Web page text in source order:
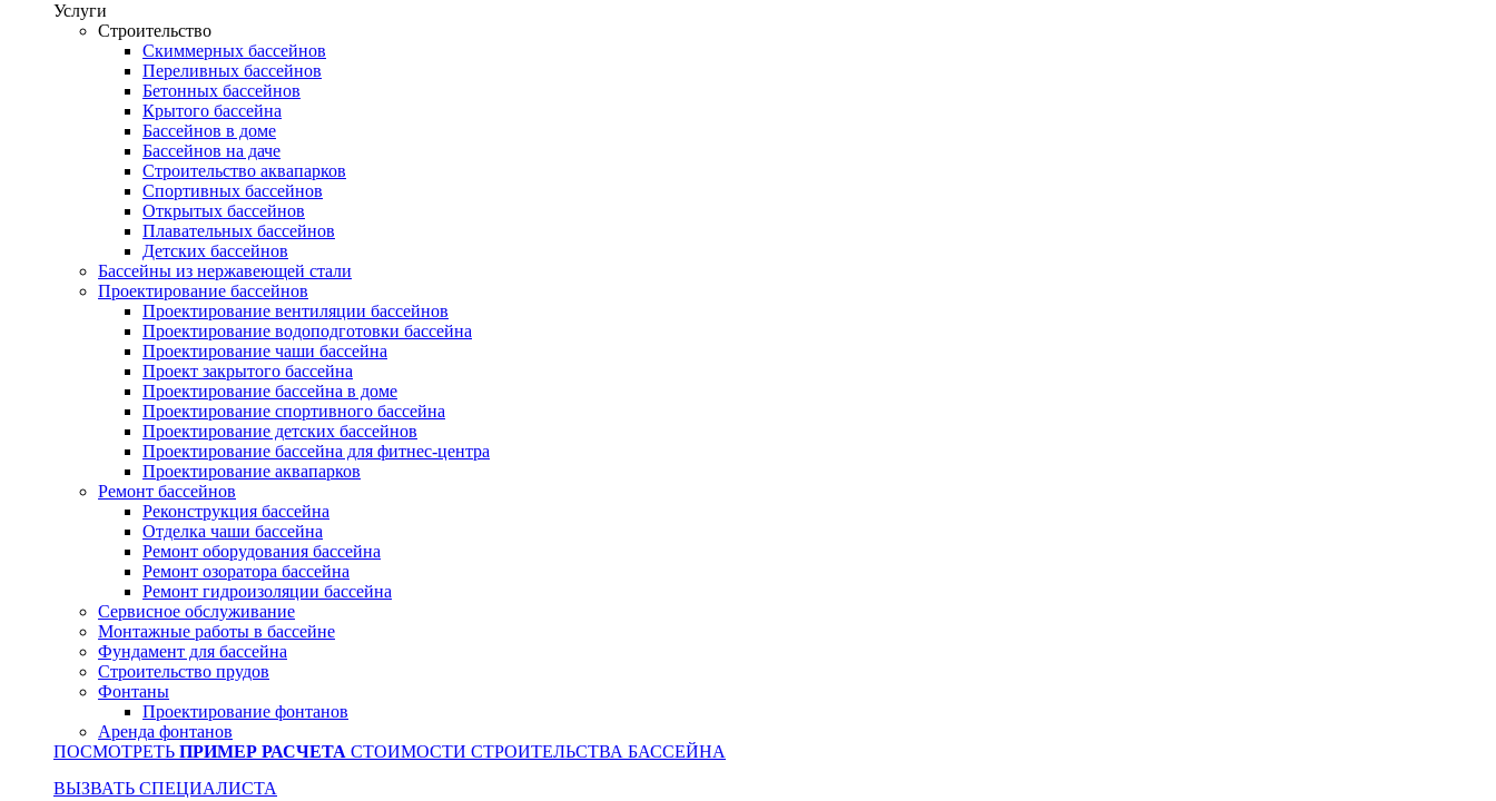
Услуги
Строительство
Скиммерных бассейнов
Переливных бассейнов
Бетонных бассейнов
Крытого бассейна
Бассейнов в доме
Бассейнов на даче
Строительство аквапарков
Спортивных бассейнов
Открытых бассейнов
Плавательных бассейнов
Детских бассейнов
Бассейны из нержавеющей стали
Проектирование бассейнов
Проектирование вентиляции бассейнов
Проектирование водоподготовки бассейна
Проектирование чаши бассейна
Проект закрытого бассейна
Проектирование бассейна в доме
Проектирование спортивного бассейна
Проектирование детских бассейнов
Проектирование бассейна для фитнес-центра
Проектирование аквапарков
Ремонт бассейнов
Реконструкция бассейна
Отделка чаши бассейна
Ремонт оборудования бассейна
Ремонт озоратора бассейна
Ремонт гидроизоляции бассейна
Сервисное обслуживание
Монтажные работы в бассейне
Фундамент для бассейна
Строительство прудов
Фонтаны
Проектирование фонтанов
Аренда фонтанов
ПОСМОТРЕТЬ ПРИМЕР РАСЧЕТА СТОИМОСТИ СТРОИТЕЛЬСТВА БАССЕЙНА
ВЫЗВАТЬ СПЕЦИАЛИСТА